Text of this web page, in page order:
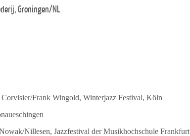
Groningen/NL
Frank Wingold, Winterjazz Festival, Köln
Nillesen, Jazzfestival der Musikhochschule Frankfurt